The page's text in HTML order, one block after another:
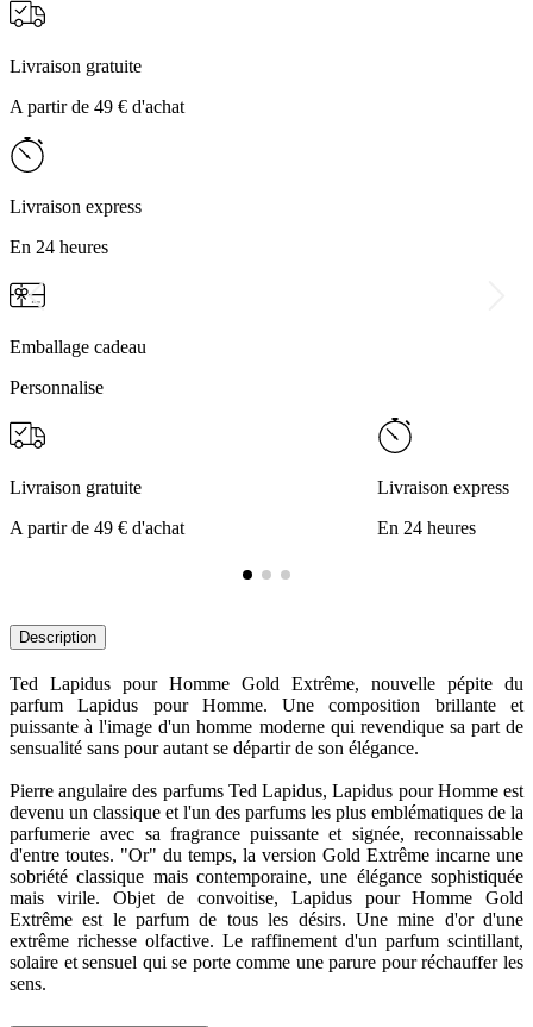
Livraison gratuite
A partir de 49 € d'achat
Livraison express
En 24 heures
Emballage cadeau
Personnalise
Livraison gratuite
A partir de 49 € d'achat
Livraison express
En 24 heures
Description
Ted Lapidus pour Homme Gold Extrême, nouvelle pépite du
parfum Lapidus pour Homme. Une composition brillante et
puissante à l'image d'un homme moderne qui revendique sa part de
sensualité sans pour autant se départir de son élégance.
Pierre angulaire des parfums Ted Lapidus, Lapidus pour Homme est
devenu un classique et l'un des parfums les plus emblématiques de la
parfumerie avec sa fragrance puissante et signée, reconnaissable
d'entre toutes. "Or" du temps, la version Gold Extrême incarne une
sobriété classique mais contemporaine, une élégance sophistiquée
mais virile. Objet de convoitise, Lapidus pour Homme Gold
Extrême est le parfum de tous les désirs. Une mine d'or d'une
extrême richesse olfactive. Le raffinement d'un parfum scintillant,
solaire et sensuel qui se porte comme une parure pour réchauffer les
sens.